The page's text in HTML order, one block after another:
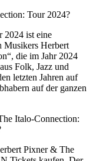
Tour 2024?
2024 ist eine
Musikers Herbert
die im Jahr 2024
Folk, Jazz und
letzten Jahren auf
auf der ganzen
Italo-Connection:
Pixner & The